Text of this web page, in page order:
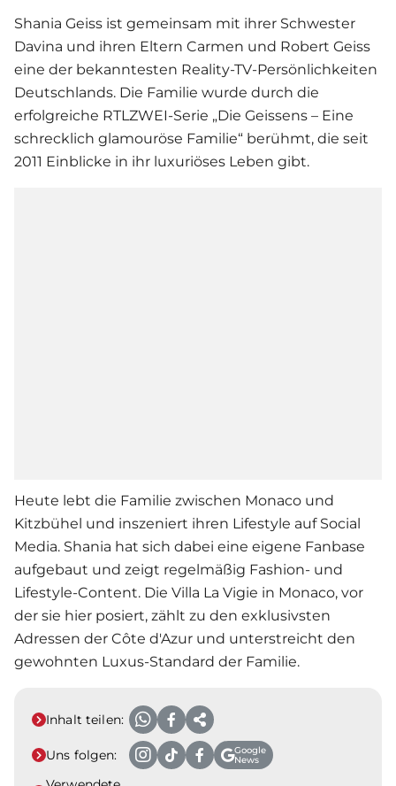
Shania Geiss ist gemeinsam mit ihrer Schwester
Davina und ihren Eltern Carmen und Robert Geiss
eine der bekanntesten Reality-TV-Persönlichkeiten
Deutschlands. Die Familie wurde durch die
erfolgreiche RTLZWEI-Serie „Die Geissens – Eine
schrecklich glamouröse Familie“ berühmt, die seit
2011 Einblicke in ihr luxuriöses Leben gibt.
Heute lebt die Familie zwischen Monaco und
Kitzbühel und inszeniert ihren Lifestyle auf Social
Media. Shania hat sich dabei eine eigene Fanbase
aufgebaut und zeigt regelmäßig Fashion- und
Lifestyle-Content. Die Villa La Vigie in Monaco, vor
der sie hier posiert, zählt zu den exklusivsten
Adressen der Côte d'Azur und unterstreicht den
gewohnten Luxus-Standard der Familie.
Inhalt teilen:
Uns folgen:
Google
News